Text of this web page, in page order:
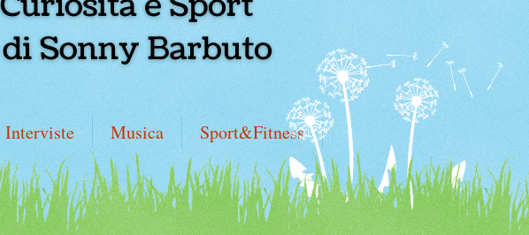
Interviste Musica Sport&Fitness